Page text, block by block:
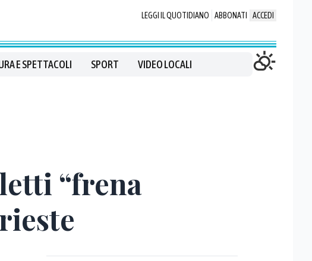
LEGGI IL QUOTIDIANO ABBONATI ACCEDI
E SPETTACOLI SPORT VIDEO LOCALI
“frena